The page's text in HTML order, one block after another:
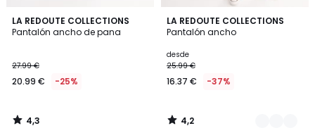
LA REDOUTE COLLECTIONS
Pantalón ancho de pana
27.99 €
20.99 € -25%
4,3
/ 5
4,3
/
LA REDOUTE COLLECTIONS
Pantalón ancho
desde
25.99 €
16.37 € -37%
4,2
/ 5
3
Colores
4,2
/